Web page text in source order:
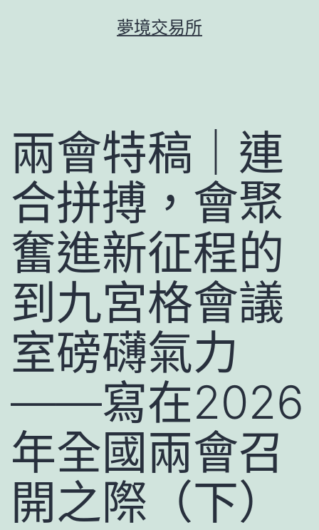
夢境交易所
兩會特稿｜連
合拼搏，會聚
奮進新征程的
到九宮格會議
室磅礴氣力
——寫在2026
年全國兩會召
開之際（下）